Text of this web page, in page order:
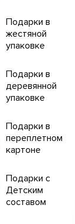
Подарки в
жестяной
упаковке
Подарки в
деревянной
упаковке
Подарки в
переплетном
картоне
Подарки с
Детским
составом